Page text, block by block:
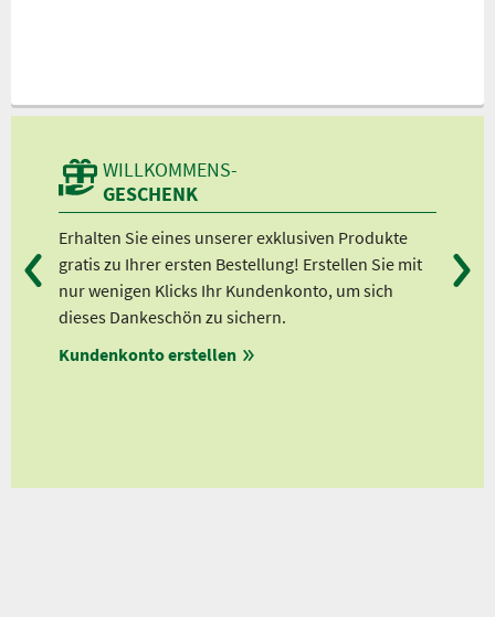
WILLKOMMENS-
GESCHENK
Erhalten Sie eines unserer exklusiven Produkte
gratis zu Ihrer ersten Bestellung! Erstellen Sie mit
nur wenigen Klicks Ihr Kundenkonto, um sich
dieses Dankeschön zu sichern.
Kundenkonto erstellen
Ab